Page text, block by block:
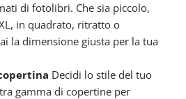
di fotolibri. Che sia piccolo,
in quadrato, ritratto o
la dimensione giusta per la tua
Decidi lo stile del tuo
gamma di copertine per